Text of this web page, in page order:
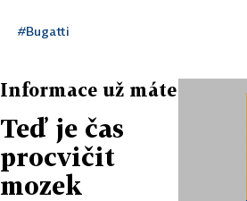
#Bugatti
Informace už máte
Teď je čas
procvičit
mozek